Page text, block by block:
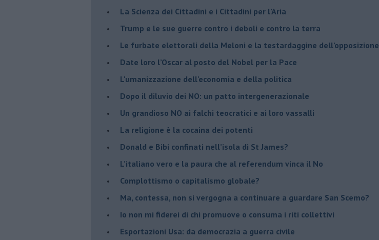
​La Scienza dei Cittadini e i Cittadini per l’Aria
Trump e le sue guerre contro i deboli e contro la terra
​Le furbate elettorali della Meloni e la testardaggine dell’opposizione
​Date loro l’Oscar al posto del Nobel per la Pace
L'umanizzazione dell'economia e della politica
​Dopo il diluvio dei NO: un patto intergenerazionale
​Un grandioso NO ai falchi teocratici e ai loro vassalli
La religione è la cocaina dei potenti
Donald e Bibi confinati nell’isola di St James?
L’italiano vero e la paura che al referendum vinca il No
​Complottismo o capitalismo globale?
​Ma, contessa, non si vergogna a continuare a guardare San Scemo?
​Io non mi fiderei di chi promuove o consuma i riti collettivi
Esportazioni Usa: da democrazia a guerra civile